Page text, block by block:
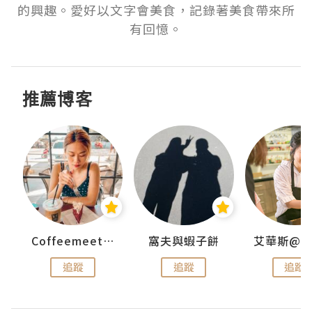
的興趣。愛好以文字會美食，記錄著美食帶來所
有回憶。
推薦博客
Coffeemeetjojo
追蹤
窩夫與蝦子餅
追蹤 追蹤